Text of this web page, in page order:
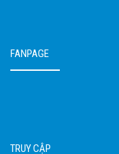
FANPAGE
TRUY CẬP